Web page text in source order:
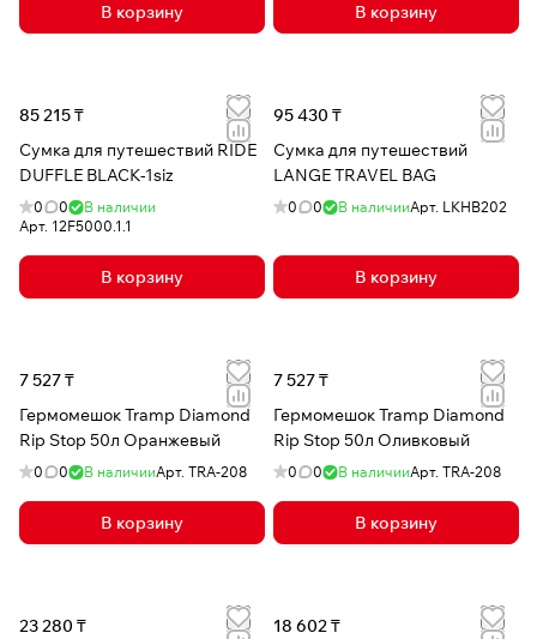
В корзину В корзину
85 215 ₸
Сумка для путешествий RIDE
DUFFLE BLACK-1siz
0 0
В наличии
Арт. 12F5000.1.1
В корзину
95 430 ₸
Сумка для путешествий
LANGE TRAVEL BAG
0 0 В наличииАрт. LKHB202
В корзину
7 527 ₸
Гермомешок Tramp Diamond
Rip Stop 50л Оранжевый
0 0 В наличииАрт. TRA-208
В корзину
7 527 ₸
Гермомешок Tramp Diamond
Rip Stop 50л Оливковый
0 0 В наличииАрт. TRA-208
В корзину
23 280 ₸
18 602 ₸